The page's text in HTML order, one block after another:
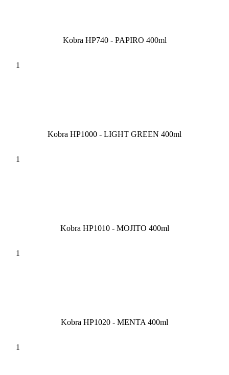
Kobra HP740 - PAPIRO 400ml
Kobra HP1000 - LIGHT GREEN 400ml
Kobra HP1010 - MOJITO 400ml
Kobra HP1020 - MENTA 400ml